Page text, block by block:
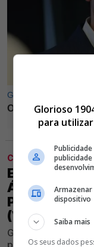
CLUBE
ÁUDIOS
PROENÇA:
(VÍDEO)
Gravações
Glorioso
para
dispositivo
Saiba mais
Os seus dados